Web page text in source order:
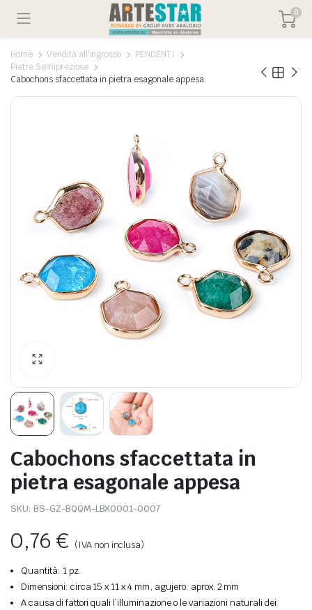
0
Home Vendita all'ingrosso
PENDENTI
Pietre Semipreziose
Cabochons sfaccettata in pietra esagonale appesa
Cabochons sfaccettata in
pietra esagonale appesa
SKU: BS-GZ-BQQM-LBX0001-0007
0,76€ (IVA non inclusa)
Quantità: 1 pz.
Dimensioni: circa 15 x 11 x 4 mm, agujero: aprox. 2 mm
A causa di fattori quali l’illuminazione o le variazioni naturali dei